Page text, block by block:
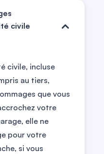
civile
civile, incluse
au tiers,
que vous
votre
elle ne
pour votre
si vous